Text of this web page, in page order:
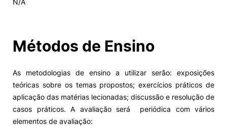
Projetos PRR
Magazine
Eventos
N/A
Métodos de Ensino
As metodologias de ensino a utilizar serão: exposições
teóricas sobre os temas propostos; exercícios práticos de
aplicação das matérias lecionadas; discussão e resolução de
casos práticos. A avaliação será periódica com vários
elementos de avaliação: